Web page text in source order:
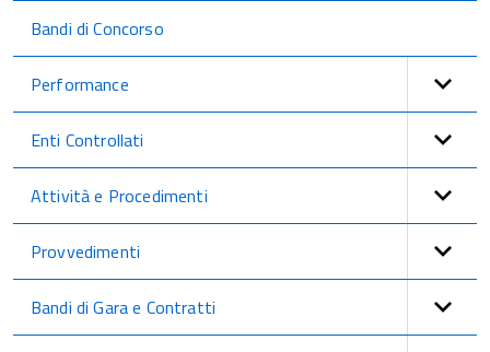
Bandi di Concorso
Performance
Enti Controllati
Attività e Procedimenti
Provvedimenti
Bandi di Gara e Contratti